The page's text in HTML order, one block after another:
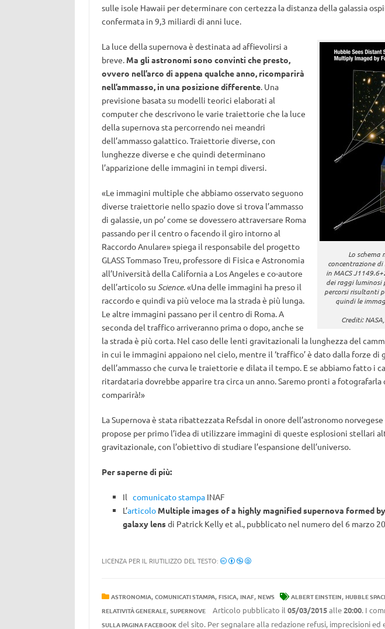
sulle isole Hawaii per determinare con certezza la distanza della galassia
confermata in 9,3 miliardi di anni luce.
Lo schema
concentrazione di
in MACS
dei raggi luminosi
percorsi risultanti
quindi le
Crediti:
La luce della supernova è destinata ad affievolirsi a
breve. Ma gli astronomi sono convinti che presto,
ovvero nell’arco di appena qualche anno, ricomparirà
nell’ammasso, in una posizione differente. Una
previsione basata su modelli teorici elaborati al
computer che descrivono le varie traiettorie che la luce
della supernova sta percorrendo nei meandri
dell’ammasso galattico. Traiettorie diverse, con
lunghezze diverse e che quindi determinano
l’apparizione delle immagini in tempi diversi.
«Le immagini multiple che abbiamo osservato seguono
diverse traiettorie nello spazio dove si trova l’ammasso
di galassie, un po’ come se dovessero attraversare Roma
passando per il centro o facendo il giro intorno al
Raccordo Anulare» spiega il responsabile del progetto
GLASS Tommaso Treu, professore di Fisica e Astronomia
all’Università della California a Los Angeles e co-autore
dell’articolo su Science. «Una delle immagini ha preso il
raccordo e quindi va più veloce ma la strada è più lunga.
Le altre immagini passano per il centro di Roma. A
seconda del traffico arriveranno prima o dopo, anche se
la strada è più corta. Nel caso delle lenti gravitazionali la lunghezza del
in cui le immagini appaiono nel cielo, mentre il ‘traffico’ è dato dalla forze di
dell’ammasso che curva le traiettorie e dilata il tempo. E se abbiamo fatto i
ritardataria dovrebbe apparire tra circa un anno. Saremo pronti a fotografarla
comparirà!»
La Supernova è stata ribattezzata Refsdal in onore dell’astronomo
propose per primo l’idea di utilizzare immagini di queste esplosioni stellari
gravitazionale, con l’obiettivo di studiare l’espansione dell’universo.
Per saperne di più:
Il comunicato stampaINAF
L’articolo Multiple images of a highly magnified supernova formed
galaxy lensdi Patrick Kelly et al., pubblicato nel numero del 6 marzo
LICENZA PER IL RIUTILIZZO DEL TESTO:
ASTRONOMIA, COMUNICATI STAMPA, FISICA, INAF, NEWS ALBERT EINSTEIN, HUBBLE
RELATIVITÀ GENERALE, SUPERNOVE Articolo pubblicato il 05/03/2015alle20:00. I
SULLA PAGINA FACEBOOKdel sito. Per segnalare alla redazione refusi, imprecisioni ed